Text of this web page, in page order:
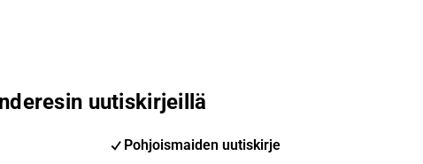
uutiskirjeillä
Pohjoismaiden uutiskirje